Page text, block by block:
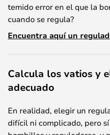
temido error en el que la
cuando se regula?
Encuentra aquí un
Calcula los vatios y
adecuado
En realidad, elegir un
difícil ni complicado, pero